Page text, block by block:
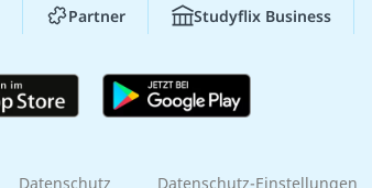
Partner Studyflix Business
Datenschutz Datenschutz-Einstellungen